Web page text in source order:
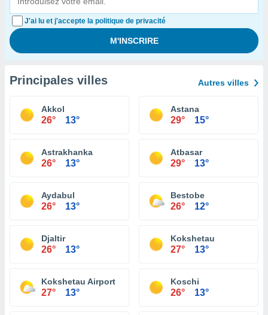
J'ai lu et j'accepte la politique de privacité
Principales villes Autres villes
Akkol
26° 13°
Astana
29° 15°
Astrakhanka
26° 13°
Atbasar
29° 13°
Aydabul
26° 13°
Bestobe
26° 12°
Djaltir
26° 13°
Kokshetau
27° 13°
Kokshetau Airport
27° 13°
Koschi
26° 13°